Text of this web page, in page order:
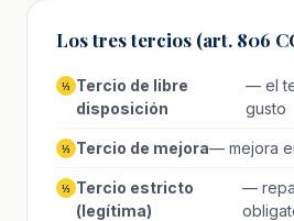
Los tres tercios (art. 806
⅓
Tercio de libre
disposición
— el
gusto
⅓ Tercio de mejora— mejora
⅓
Tercio estricto
(legítima)
—